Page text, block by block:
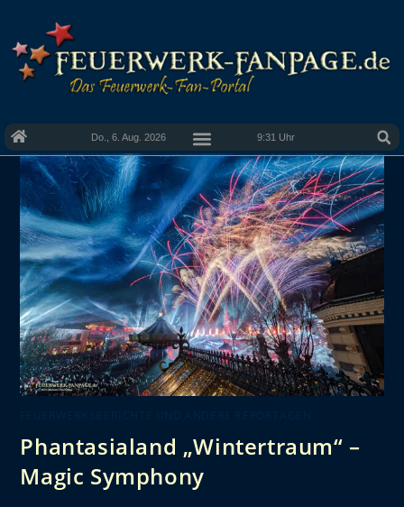
Do., 6. Aug. 2026 9:31 Uhr
Phantasialand „Wintertraum“ –
Magic Symphony